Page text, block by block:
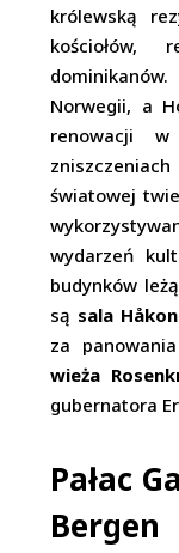
królewską
kościołów,
Norwegii, a
renowacji
światowej
wydarzeń
budynków
są sala
za
wieża
gubernatora
Pałac
Bergen